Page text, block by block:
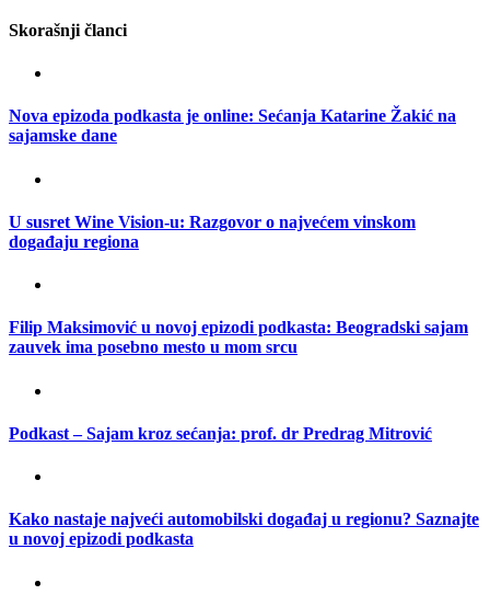
Skorašnji članci
Nova epizoda podkasta je online: Sećanja Katarine Žakić na
sajamske dane
U susret Wine Vision-u: Razgovor o najvećem vinskom
događaju regiona
Filip Maksimović u novoj epizodi podkasta: Beogradski sajam
zauvek ima posebno mesto u mom srcu
Podkast – Sajam kroz sećanja: prof. dr Predrag Mitrović
Kako nastaje najveći automobilski događaj u regionu? Saznajte
u novoj epizodi podkasta